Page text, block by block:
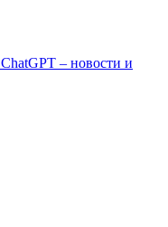
ChatGPT – новости и